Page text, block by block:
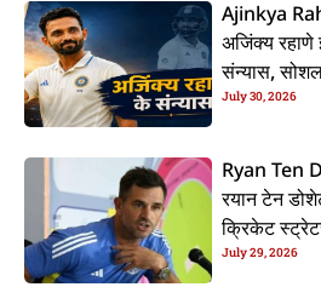
Ajinkya
अजिंक्य
संन्यास,
कइलें एलान
July 30, 2026
Ryan Ten
रयान टेन
क्रिकेट
July 29, 2026